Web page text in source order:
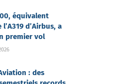
équivalent
d’Airbus, a
premier vol
: des